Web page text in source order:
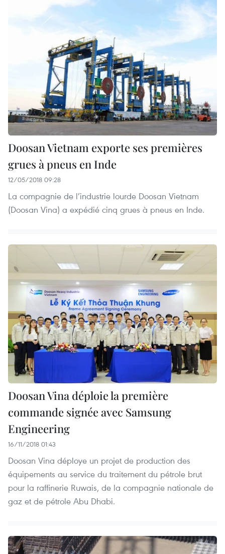
Doosan Vietnam exporte ses premières
grues à pneus en Inde
12/05/2018 09:28
La compagnie de l’industrie lourde Doosan Vietnam
(Doosan Vina) a expédié cinq grues à pneus en Inde.
Doosan Vina déploie la première
commande signée avec Samsung
Engineering
16/11/2018 01:43
Doosan Vina déploye un projet de production des
équipements au service du traitement du pétrole brut
pour la raffinerie Ruwais, de la compagnie nationale de
gaz et de pétrole Abu Dhabi.